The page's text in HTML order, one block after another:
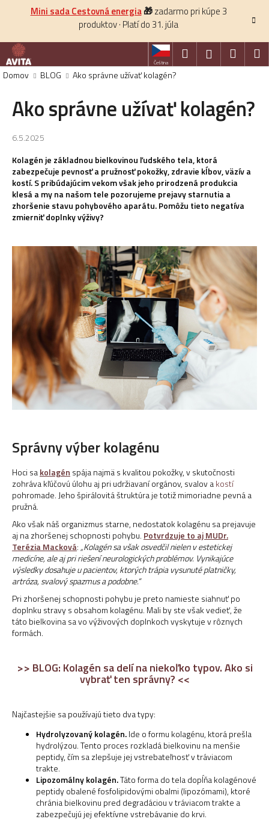
Mini sada Cestovná energia🎁zadarmo pri kúpe 3
produktov · Platí do 31. júla
Čeština
Hľadať Prihlásenie
Domov BLOG Ako správne užívať kolagén?
Ako správne užívať kolagén?
6.5.2025
Kolagén je základnou bielkovinou ľudského tela, ktorá
zabezpečuje pevnosť a pružnosť pokožky, zdravie kĺbov, väzív a
kostí. S pribúdajúcim vekom však jeho prirodzená produkcia
klesá a my na našom tele pozorujeme prejavy starnutia a
zhoršenie stavu pohybového aparátu. Pomôžu tieto negatíva
zmierniť doplnky výživy?
Správny výber kolagénu
Hoci sakolagén spája najmä s kvalitou pokožky, v skutočnosti
zohráva kľúčovú úlohu aj pri udržiavaní orgánov, svalov akostí
pohromade. Jeho špirálovitá štruktúra je totiž mimoriadne pevná a
pružná.
Ako však náš organizmus starne, nedostatok kolagénu sa prejavuje
aj na zhoršenej schopnosti pohybu. Potvrdzuje to aj MUDr.
Terézia Macková:„Kolagén sa však osvedčil nielen v estetickej
medicíne, ale aj pri riešení neurologických problémov. Vynikajúce
výsledky dosahuje u pacientov, ktorých trápia vysunuté platničky,
artróza, svalový spazmus a podobne.“
Pri zhoršenej schopnosti pohybu je preto namieste siahnuť po
doplnku stravy s obsahom kolagénu. Mali by ste však vedieť, že
táto bielkovina sa vo výživových doplnkoch vyskytuje v rôznych
formách.
>> BLOG: Kolagén sa delí na niekoľko typov. Ako si
vybrať ten správny? <<
Najčastejšie sa používajú tieto dva typy:
Hydrolyzovaný kolagén.Ide o formu kolagénu, ktorá prešla
hydrolýzou. Tento proces rozkladá bielkovinu na menšie
peptidy, čím sa zlepšuje jej vstrebateľnosť v tráviacom
trakte.
Lipozomálny kolagén.Táto forma do tela dopĺňa kolagénové
peptidy obalené fosfolipidovými obalmi (lipozómami), ktoré
chránia bielkovinu pred degradáciou v tráviacom trakte a
zabezpečujú jej efektívne vstrebávanie do krvi.
š
k